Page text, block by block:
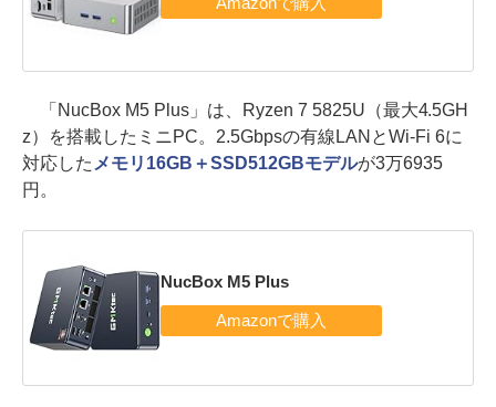
「NucBox M5 Plus」は、Ryzen 7 5825U（最大4.5GH
z）を搭載したミニPC。2.5Gbpsの有線LANとWi-Fi 6に
対応した メモリ16GB＋SSD512GBモデルが3万6935
円。
NucBox M5 Plus